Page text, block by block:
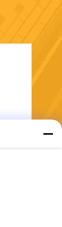
Envoyer